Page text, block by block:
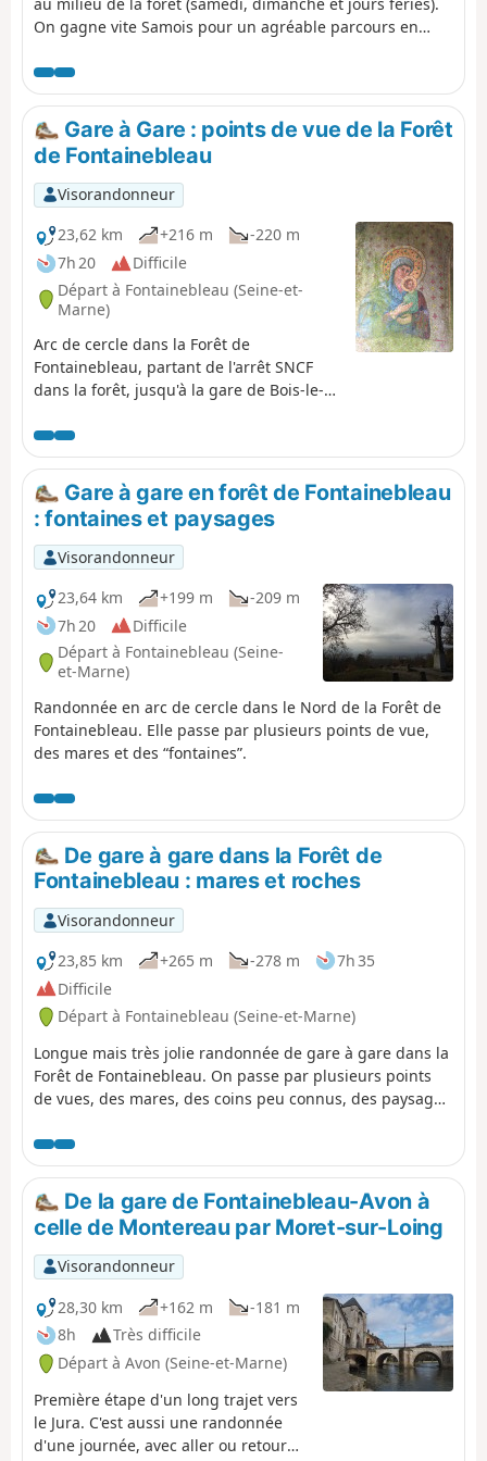
On gagne vite Samois pour un agréable parcours en
fréquenté de la Forêt de Fontainebleau. Le parcours
s'achève par les sentes et jardins de Bois-le-Roi.
Gare à Gare : points de vue de la Forêt
de Fontainebleau
Visorandonneur
23,62 km
+216 m
-220 m
7h 20
Difficile
Départ à Fontainebleau (Seine-et-
Marne)
Arc de cercle dans la Forêt de
Fontainebleau, partant de l'arrêt SNCF
dans la forêt, jusqu'à la gare de Bois-le-
Rocher Saint-Germain, de la Mare aux
Sangliers suspendue sur un plateau, des
Rochers d'Apremont, du Camp de Chailly.
Beaux arbres, beaux paysages, rochers
intéressants, abris/bivouacs sous roche,
tunnels naturels, et une belle journée
dans la verdure.
Gare à gare en forêt de Fontainebleau
: fontaines et paysages
Visorandonneur
23,64 km
+199 m
-209 m
7h 20
Difficile
Départ à Fontainebleau (Seine-
et-Marne)
Randonnée en arc de cercle dans le Nord de la Forêt de
Fontainebleau. Elle passe par plusieurs points de vue,
des mares et des “fontaines”.
De gare à gare dans la Forêt de
Fontainebleau : mares et roches
Visorandonneur
23,85 km
+265 m -278 m
7h 35
Difficile
Départ à Fontainebleau (Seine-et-Marne)
Longue mais très jolie randonnée de gare à gare dans la
Forêt de Fontainebleau. On passe par plusieurs points
de vues, des mares, des coins peu connus, des paysages
De la gare de Fontainebleau-Avon à
celle de Montereau par Moret-sur-Loing
Visorandonneur
28,30 km
+162 m
-181 m
8h
Très difficile
Départ à Avon (Seine-et-Marne)
Première étape d'un long trajet vers
le Jura. C'est aussi une randonnée
d'une journée, avec aller ou retour